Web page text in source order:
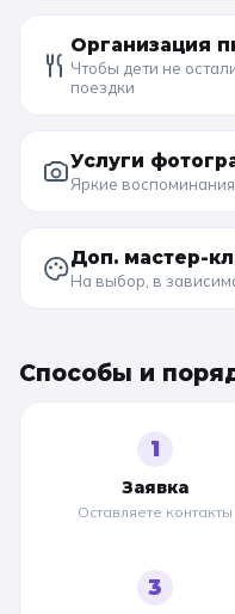
Организация
Чтобы дети не
поездки
Услуги
Яркие
Доп. мастер-
На выбор, в
Способы и
1
Заявка
Оставляете контакты
3